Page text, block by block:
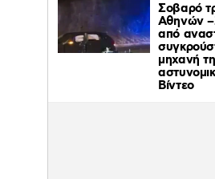
Σοβαρό
Αθηνών
από
μηχανή
Βίντεο